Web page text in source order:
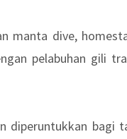
manta dive,
pelabuhan gili
diperuntukkan